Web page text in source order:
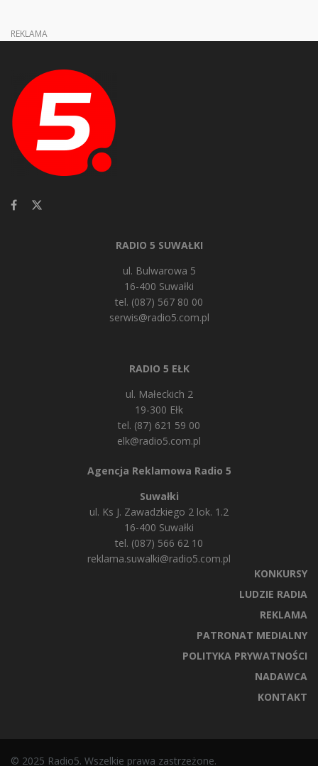
REKLAMA
RADIO 5 SUWAŁKI
ul. Bulwarowa 5
16-400 Suwałki
tel. (087) 567 80 00
serwis@radio5.com.pl
RADIO 5 EŁK
ul. Małeckich 2
19-300 Ełk
tel. (87) 621 59 00
elk@radio5.com.pl
Agencja Reklamowa Radio 5
Suwałki
ul. Ks J. Zawadzkiego 2 lok. 1.2
16-400 Suwałki
tel. (087) 566 62 10
reklama.suwalki@radio5.com.pl
KONKURSY
LUDZIE RADIA
REKLAMA
PATRONAT MEDIALNY
POLITYKA PRYWATNOŚCI
NADAWCA
KONTAKT
© 2025 Radio5. Wszelkie prawa zastrzeżone.